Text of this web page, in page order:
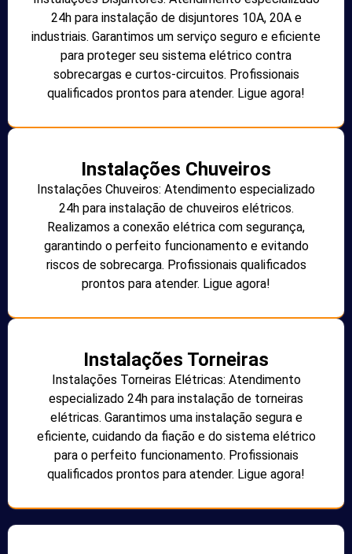
24h para instalação de disjuntores 10A, 20A e
industriais. Garantimos um serviço seguro e eficiente
para proteger seu sistema elétrico contra
sobrecargas e curtos-circuitos. Profissionais
qualificados prontos para atender. Ligue agora!
Instalações Chuveiros
Instalações Chuveiros: Atendimento especializado
24h para instalação de chuveiros elétricos.
Realizamos a conexão elétrica com segurança,
garantindo o perfeito funcionamento e evitando
riscos de sobrecarga. Profissionais qualificados
prontos para atender. Ligue agora!
Instalações Torneiras
Instalações Torneiras Elétricas: Atendimento
especializado 24h para instalação de torneiras
elétricas. Garantimos uma instalação segura e
eficiente, cuidando da fiação e do sistema elétrico
para o perfeito funcionamento. Profissionais
qualificados prontos para atender. Ligue agora!